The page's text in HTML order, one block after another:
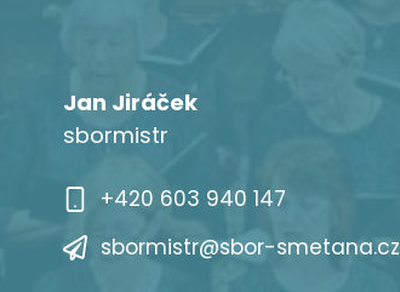
Jan Jiráček
sbormistr
+420 603 940 147
sbormistr@sbor-smetana.cz